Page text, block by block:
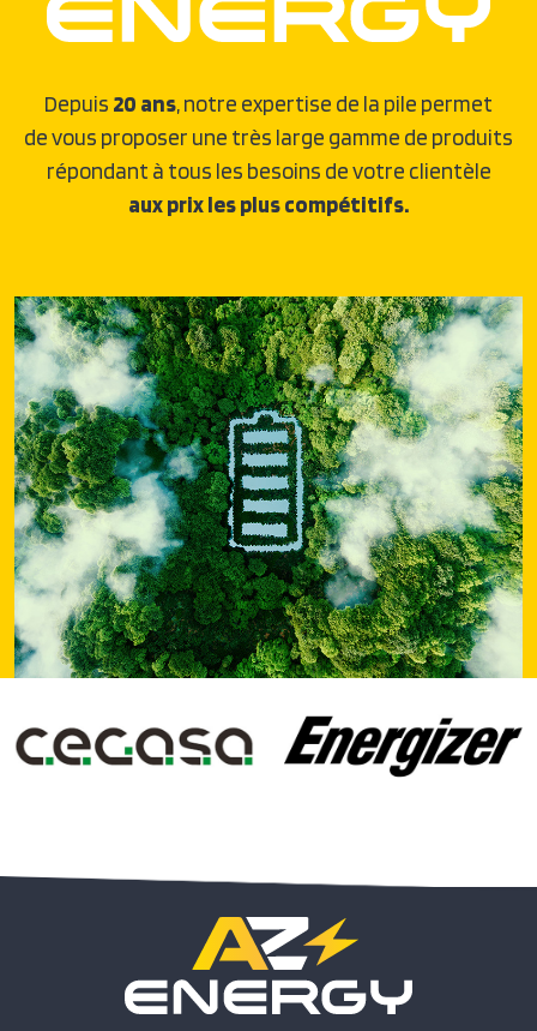
Depuis 20 ans, notre expertise de la pile permet
de vous proposer une très large gamme de produits
répondant à tous les besoins de votre clientèle
aux prix les plus compétitifs.